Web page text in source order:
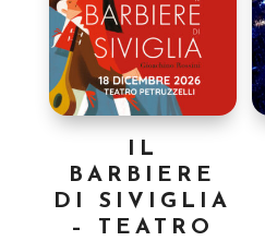
IL
BARBIERE
DI SIVIGLIA
– TEATRO